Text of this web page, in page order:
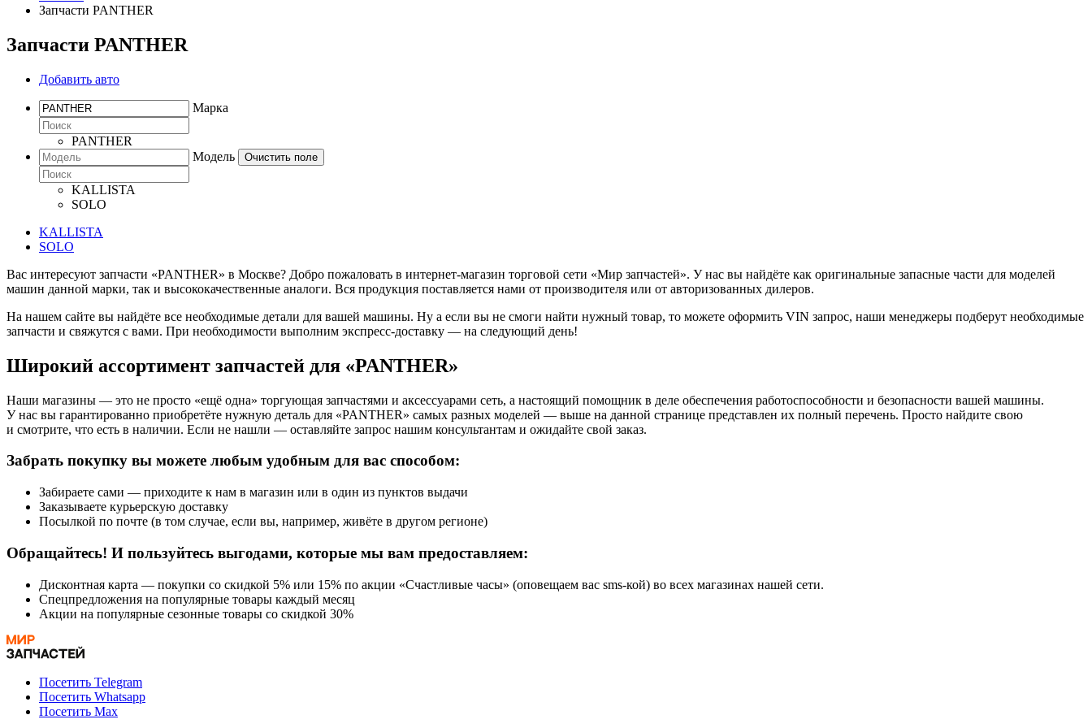
Запчасти PANTHER
Запчасти PANTHER
Добавить авто
Марка
PANTHER
Модель
Очистить поле
KALLISTA
SOLO
KALLISTA
SOLO
Вас интересуют запчасти «PANTHER» в Москве? Добро пожаловать в интернет-магазин торговой сети «Мир запчастей». У нас вы найдёте как оригинальные запасные части для моделей
машин данной марки, так и высококачественные аналоги. Вся продукция поставляется нами от производителя или от авторизованных дилеров.
На нашем сайте вы найдёте все необходимые детали для вашей машины. Ну а если вы не смоги найти нужный товар, то можете оформить VIN запрос, наши менеджеры подберут необходимые
запчасти и свяжутся с вами. При необходимости выполним экспресс-доставку — на следующий день!
Широкий ассортимент запчастей для «PANTHER»
Наши магазины — это не просто «ещё одна» торгующая запчастями и аксессуарами сеть, а настоящий помощник в деле обеспечения работоспособности и безопасности вашей машины.
У нас вы гарантированно приобретёте нужную деталь для «PANTHER» самых разных моделей — выше на данной странице представлен их полный перечень. Просто найдите свою
и смотрите, что есть в наличии. Если не нашли — оставляйте запрос нашим консультантам и ожидайте свой заказ.
Забрать покупку вы можете любым удобным для вас способом:
Забираете сами — приходите к нам в магазин или в один из пунктов выдачи
Заказываете курьерскую доставку
Посылкой по почте (в том случае, если вы, например, живёте в другом регионе)
Обращайтесь! И пользуйтесь выгодами, которые мы вам предоставляем:
Дисконтная карта — покупки со скидкой 5% или 15% по акции «Счастливые часы» (оповещаем вас sms-кой) во всех магазинах нашей сети.
Спецпредложения на популярные товары каждый месяц
Акции на популярные сезонные товары со скидкой 30%
Посетить Telegram
Посетить Whatsapp
Посетить Max